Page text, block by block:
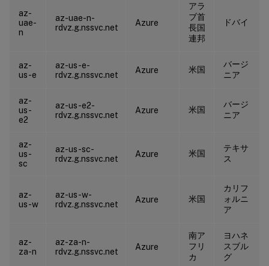
az-
uae-
n
az-uae-n-
rdvz.g.nssvc.net
Azure
アラ
ブ首
長国
連邦
ドバイ
az-
us-e
az-us-e-
rdvz.g.nssvc.net
Azure 米国
バージ
ニア
az-
us-
e2
az-us-e2-
rdvz.g.nssvc.net
Azure 米国
バージ
ニア
az-
us-
sc
az-us-sc-
rdvz.g.nssvc.net
Azure 米国
テキサ
ス
az-
us-w
az-us-w-
rdvz.g.nssvc.net
Azure 米国
カリフ
ォルニ
ア
az-
za-n
az-za-n-
rdvz.g.nssvc.net
Azure
南ア
フリ
カ
ヨハネ
スブル
グ